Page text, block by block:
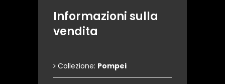
Informazioni sulla
vendita
Collezione: Pompei